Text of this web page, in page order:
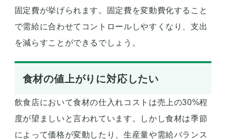
固定費が挙げられます。固定費を変動費化すること
で需給に合わせてコントロールしやすくなり、支出
を減らすことができるでしょう。
食材の値上がりに対応したい
飲食店において食材の仕入れコストは売上の30%程
度が望ましいと言われています。しかし食材は季節
によって価格が変動したり、生産量や需給バランス